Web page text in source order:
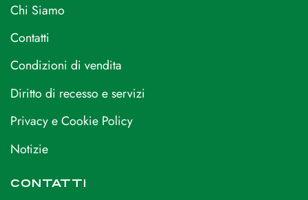
Chi Siamo
Contatti
Condizioni di vendita
Diritto di recesso e servizi
Privacy e Cookie Policy
Notizie
CONTATTI